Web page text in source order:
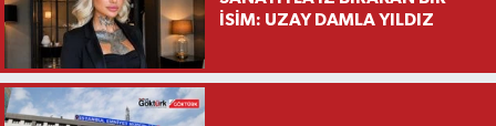
İSİM: UZAY DAMLA YILDIZ